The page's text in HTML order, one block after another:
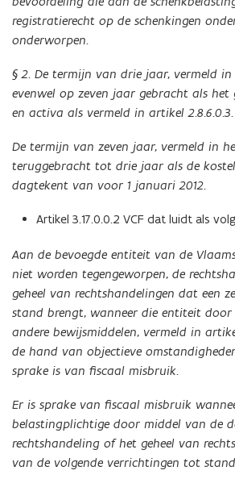
registratierecht op de schenkingen
onderworpen.
§ 2. De termijn van drie jaar, vermeld
evenwel op zeven jaar gebracht als
en activa als vermeld in artikel 2.8.6.0.3.
De termijn van zeven jaar, vermeld in
teruggebracht tot drie jaar als de
dagtekent van voor 1 januari 2012.
Artikel 3.17.0.0.2 VCF dat luidt als
Aan de bevoegde entiteit van de
niet worden tegengeworpen, de
geheel van rechtshandelingen dat een
stand brengt, wanneer die entiteit
andere bewijsmiddelen, vermeld in
de hand van objectieve
sprake is van fiscaal misbruik.
Er is sprake van fiscaal misbruik
belastingplichtige door middel van de
rechtshandeling of het geheel van
van de volgende verrichtingen tot